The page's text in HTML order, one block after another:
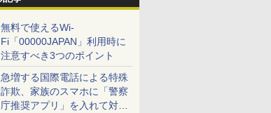
無料で使えるWi-
Fi「00000JAPAN」利用時に
注意すべき3つのポイント
急増する国際電話による特殊
詐欺、家族のスマホに「警察
庁推奨アプリ」を入れて対策